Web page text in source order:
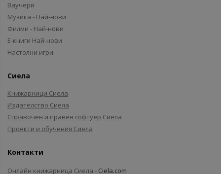
Ваучери
Музика - Най-нови
Филми - Най-нови
Е-книги Най-нови
Настолни игри
Сиела
Книжарници Сиела
Издателство Сиела
Справочен и правен софтуер Сиела
Проекти и обучения Сиела
Контакти
Онлайн книжарница Сиела - Ciela.com